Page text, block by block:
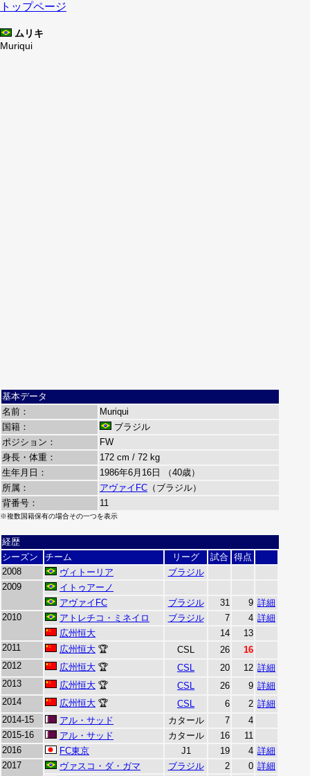
トップページ
ムリキ
Muriqui
基本データ
名前：
Muriqui
国籍：
ブラジル
ポジション：
FW
身長・体重：
172 cm / 72 kg
生年月日：
1986年6月16日 （40歳）
所属：
アヴァイFC （ブラジル）
背番号：
11
※複数国籍保有の場合その一つを表示
経歴
シーズン
チーム リーグ 試合 得点
2008
ヴィトーリア
ブラジル
2009
イトゥアーノ
アヴァイFC
ブラジル 31 9 詳細
2010
アトレチコ・ミネイロ ブラジル 7 4 詳細
広州恒大
14
13
2011
広州恒大 🏆 CSL 26
16
2012
広州恒大 🏆 CSL 20 12 詳細
2013
広州恒大 🏆 CSL 26 9 詳細
2014
広州恒大 🏆 CSL 6 2 詳細
2014-15
アル・サッド カタール 7
4
2015-16
アル・サッド カタール 16
11
2016
FC東京 J1 19 4 詳細
2017
ヴァスコ・ダ・ガマ ブラジル 2 0 詳細